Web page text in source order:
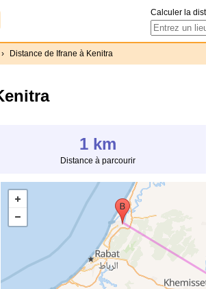
Calculer la
› Distance de Ifrane à Kenitra
1 km
Distance à parcourir